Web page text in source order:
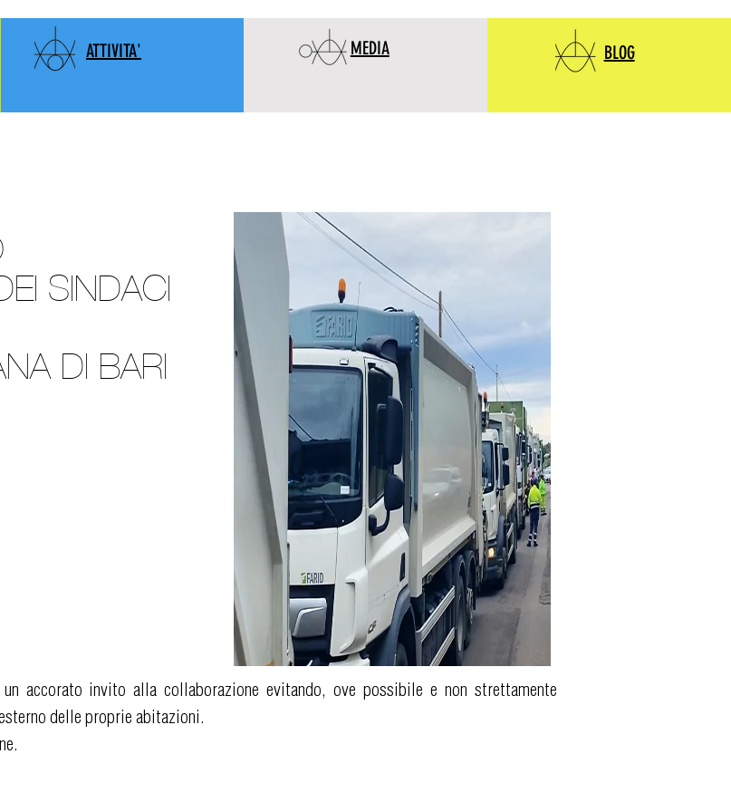
ATTIVITA' MEDIA BLOG
SINDACI
DI BARI
accorato invito alla collaborazione evitando, ove possibile e non strettamente
delle proprie abitazioni.